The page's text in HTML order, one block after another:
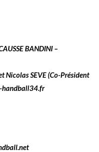
BANDINI –
Nicolas SEVE (Co-Président
handball34.fr